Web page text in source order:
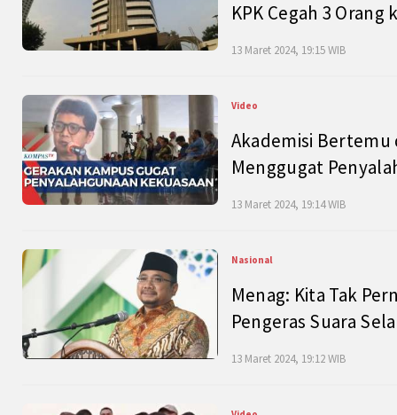
KPK Cegah 3 Orang
13 Maret 2024, 19:15 WIB
Video
Akademisi Bertemu
Menggugat
13 Maret 2024, 19:14 WIB
Nasional
Menag: Kita Tak
Pengeras Suara
13 Maret 2024, 19:12 WIB